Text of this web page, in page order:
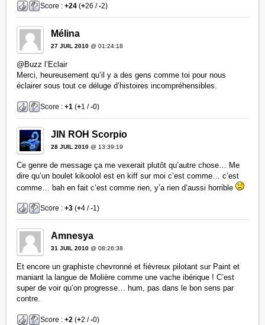
Score :+24 (+26 /-2)
Mélina
27 JUIL 2010 @ 01:24:18
@Buzz l’Eclair
Merci, heureusement qu’il y a des gens comme toi pour nous
éclairer sous tout ce déluge d’histoires incompréhensibles.
Score :+1 (+1 /-0)
JIN ROH Scorpio
28 JUIL 2010 @ 13:39:19
Ce genre de message ça me vexerait plutôt qu’autre chose… Me
dire qu’un boulet kikoolol est en kiff sur moi c’est comme… c’est
comme… bah en fait c’est comme rien, y’a rien d’aussi horrible
Score :+3 (+4 /-1)
Amnesya
31 JUIL 2010 @ 08:26:38
Et encore un graphiste chevronné et fiévreux pilotant sur Paint et
maniant la langue de Molière comme une vache ibérique ! C’est
super de voir qu’on progresse… hum, pas dans le bon sens par
contre.
Score :+2 (+2 /-0)